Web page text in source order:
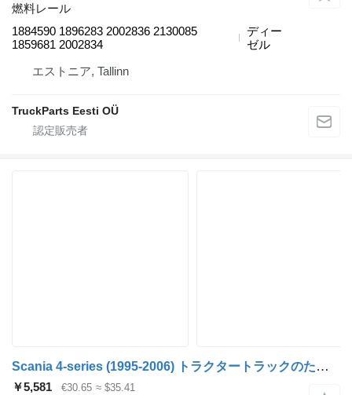
燃料レール
1884590 1896283 2002836 2130085
1859681 2002834
ディー
ゼル
エストニア, Tallinn
TruckParts Eesti OÜ
Scania 4-series (1995-2006) トラクタートラックのためのScania 4-series 124 (01.95-12.04) 1421279 1409768 燃料レール
￥5,581 €30.65 ≈ $35.41